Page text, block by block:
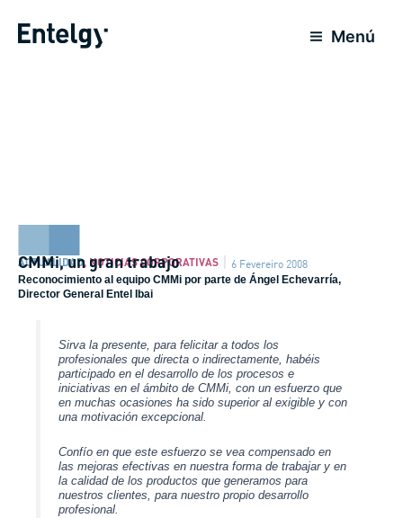
para
Menú
ACTUALIDAD, NOTICIAS CORPORATIVAS 6 Fevereiro 2008
CMMi, un gran trabajo
Reconocimiento al equipo CMMi por parte de Ángel Echevarría,
Director General Entel Ibai
Sirva la presente, para felicitar a todos los
profesionales que directa o indirectamente, habéis
participado en el desarrollo de los procesos e
iniciativas en el ámbito de CMMi, con un esfuerzo que
en muchas ocasiones ha sido superior al exigible y con
una motivación excepcional.
Confío en que este esfuerzo se vea compensado en
las mejoras efectivas en nuestra forma de trabajar y en
la calidad de los productos que generamos para
nuestros clientes, para nuestro propio desarrollo
profesional.